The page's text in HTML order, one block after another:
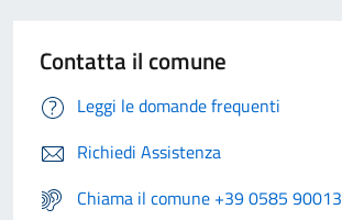
Contatta il comune
Leggi le domande frequenti
Richiedi Assistenza
Chiama il comune +39 0585 90013